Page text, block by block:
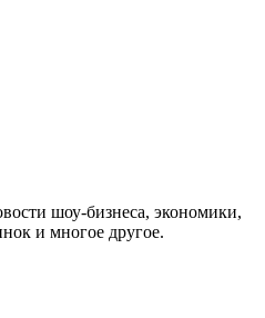
шоу-бизнеса, экономики,
и многое другое.